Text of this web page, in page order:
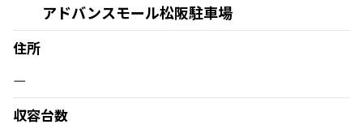
アドバンスモール松阪駐車場
住所
ー
収容台数